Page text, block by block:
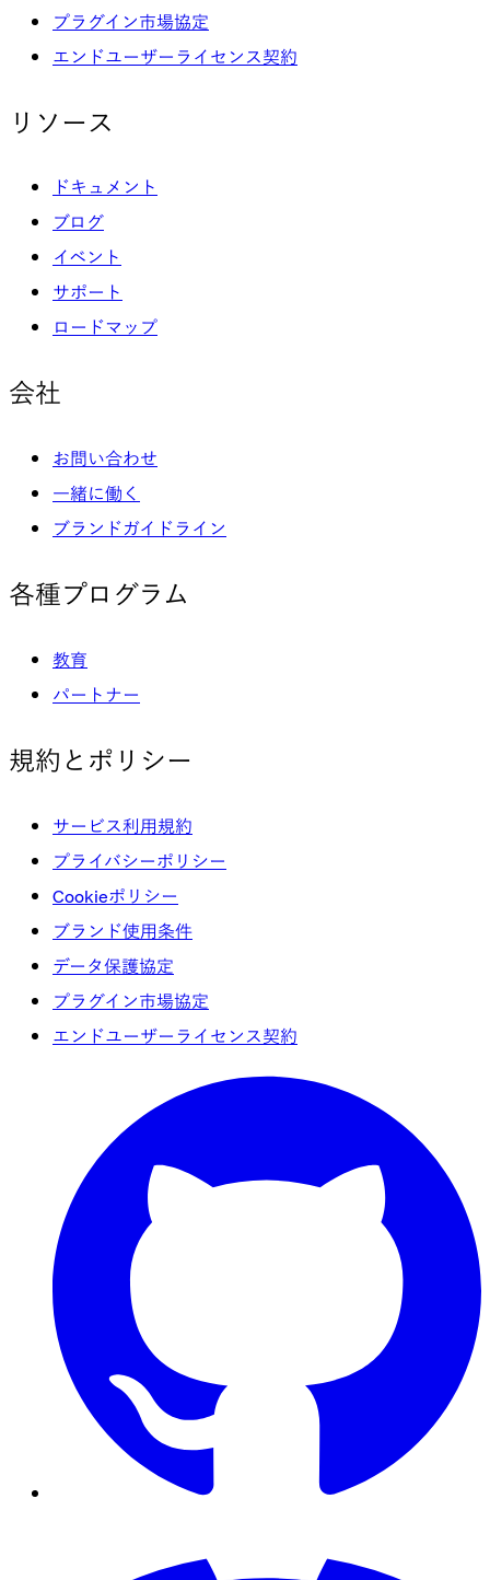
プラグイン市場協定
エンドユーザーライセンス契約
リソース
ドキュメント
ブログ
イベント
サポート
ロードマップ
会社
お問い合わせ
一緒に働く
ブランドガイドライン
各種プログラム
教育
パートナー
規約とポリシー
サービス利用規約
プライバシーポリシー
Cookieポリシー
ブランド使用条件
データ保護協定
プラグイン市場協定
エンドユーザーライセンス契約